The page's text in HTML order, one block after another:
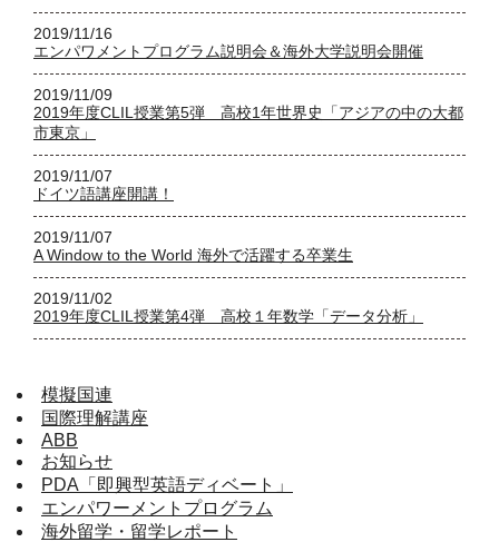
2019/11/16
エンパワメントプログラム説明会＆海外大学説明会開催
2019/11/09
2019年度CLIL授業第5弾 高校1年世界史「アジアの中の大都
市東京」
2019/11/07
ドイツ語講座開講！
2019/11/07
A Window to the World 海外で活躍する卒業生
2019/11/02
2019年度CLIL授業第4弾 高校１年数学「データ分析」
模擬国連
国際理解講座
ABB
お知らせ
PDA「即興型英語ディベート」
エンパワーメントプログラム
海外留学・留学レポート